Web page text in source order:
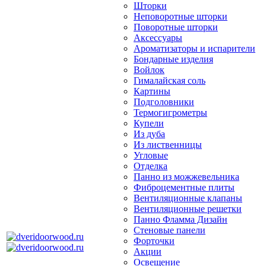
Шторки
Неповоротные шторки
Поворотные шторки
Аксессуары
Ароматизаторы и испарители
Бондарные изделия
Войлок
Гималайская соль
Картины
Подголовники
Термогигрометры
Купели
Из дуба
Из лиственницы
Угловые
Отделка
Панно из можжевельника
Фиброцементные плиты
Вентиляционные клапаны
Вентиляционные решетки
Панно Фламма Дизайн
Стеновые панели
Форточки
Акции
Освещение